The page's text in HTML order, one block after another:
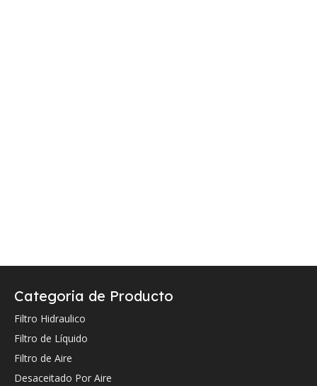
Categoria de Producto
Filtro Hidraulico
Filtro de Líquido
Filtro de Aire
Desaceitado Por Aire